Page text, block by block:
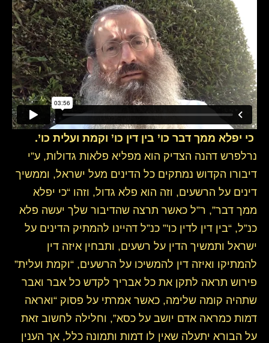
.’כי יפלא ממך דבר כו’ בין דין כו’ וקמת ועלית כו
נרלפרש דהנה הצדיק הוא מפליא פלאות גדולות, ע”י
דיבורו הקדוש נמתקים כל הדינים מעל ישראל, וממשיך
דינים על הרשעים, וזה הוא פלא גדול, וזהו “כי יפלא
ממך דבר”, ר”ל כאשר תרצה שהדיבור שלך יעשה פלא
כנ”ל, “בין דין לדין כו'” כנ”ל דהיינו להמתיק הדינים על
ישראל ותמשיך הדין על רשעים, ותבחין איזה דין
להמתיקו ואיזה דין להמשיכו על הרשעים, “וקמת ועלית”
פירוש תראה לתקן את כל אבריך לקדש כל אבר ואבר
שתהיה קומה שלימה, כאשר אמרתי על פסוק “ואראה
דמות כמראה אדם יושב על כסא”, וחלילה לחשוב זאת
על הבורא יתעלה שאין לו דמות ותמונה כלל, אך הענין